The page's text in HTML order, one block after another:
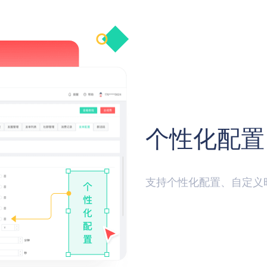
个性化配置
支持个性化配置、自定